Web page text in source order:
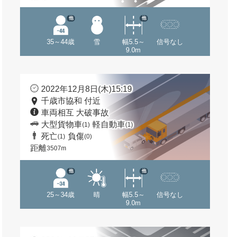
35～44歳
他
雪
幅5.5～
9.0m
他
信号なし
2022年12月8日(木)15:19
千歳市協和 付近
車両相互 大破事故
大型貨物車(1) 軽自動車(1)
死亡(1) 負傷(0)
距離3507m
25～34歳
他
晴
幅5.5～
9.0m
他
信号なし